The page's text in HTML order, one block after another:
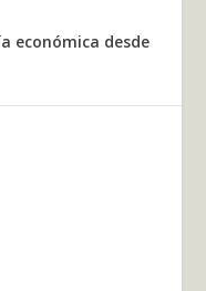
económica desde